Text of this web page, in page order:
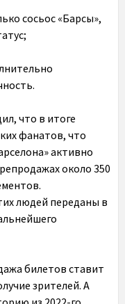
сосьос «Барсы»,
что в итоге
фанатов, что
активно
около 350
людей переданы в
билетов ставит
зрителей. А